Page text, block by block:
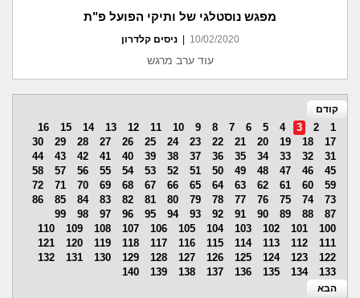
מפגש נוסטלגי של ותיקי הפועל פ"ת
10/02/2020 ניסים קלדרון
עוד ערב מרגש
קודם
1
2
3
4
5
6
7
8
9
10
11
12
13
14
15
16
17
18
19
20
21
22
23
24
25
26
27
28
29
30
31
32
33
34
35
36
37
38
39
40
41
42
43
44
45
46
47
48
49
50
51
52
53
54
55
56
57
58
59
60
61
62
63
64
65
66
67
68
69
70
71
72
73
74
75
76
77
78
79
80
81
82
83
84
85
86
87
88
89
90
91
92
93
94
95
96
97
98
99
100
101
102
103
104
105
106
107
108
109
110
111
112
113
114
115
116
117
118
119
120
121
122
123
124
125
126
127
128
129
130
131
132
133
134
135
136
137
138
139
140
הבא